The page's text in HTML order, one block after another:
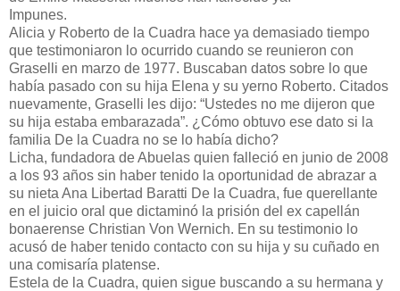
Impunes.
Alicia y Roberto de la Cuadra hace ya demasiado tiempo
que testimoniaron lo ocurrido cuando se reunieron con
Graselli en marzo de 1977. Buscaban datos sobre lo que
había pasado con su hija Elena y su yerno Roberto. Citados
nuevamente, Graselli les dijo: “Ustedes no me dijeron que
su hija estaba embarazada”. ¿Cómo obtuvo ese dato si la
familia De la Cuadra no se lo había dicho?
Licha, fundadora de Abuelas quien falleció en junio de 2008
a los 93 años sin haber tenido la oportunidad de abrazar a
su nieta Ana Libertad Baratti De la Cuadra, fue querellante
en el juicio oral que dictaminó la prisión del ex capellán
bonaerense Christian Von Wernich. En su testimonio lo
acusó de haber tenido contacto con su hija y su cuñado en
una comisaría platense.
Estela de la Cuadra, quien sigue buscando a su hermana y